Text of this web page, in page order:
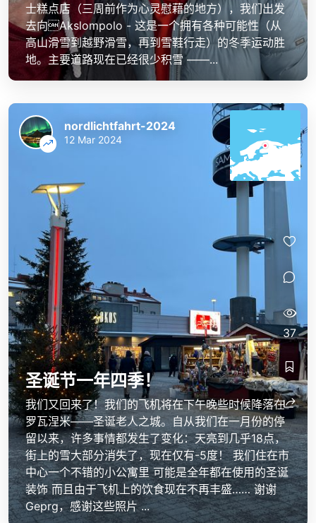
士糕点店（三周前作为心灵慰藉的地方），我们出发
去向Akslompolo - 这是一个拥有各种可能性（从
高山滑雪到越野滑雪，再到雪鞋行走）的冬季运动胜
地。主要道路现在已经很少积雪 ——...
圣诞节一年四季！
我们又回来了！我们的飞机将在下午晚些时候降落在
罗瓦涅米——圣诞老人之城。自从我们在一月份的停
留以来，许多事情都发生了变化：天亮到几乎18点，
街上的雪大部分消失了，现在仅有-5度！ 我们住在市
中心一个不错的小公寓里 可能是全年都在使用的圣诞
装饰 而且由于飞机上的饮食现在不再丰盛…… 谢谢
Geprg，感谢这些照片 ...
nordlichtfahrt-2024
12 Mar 2024
37